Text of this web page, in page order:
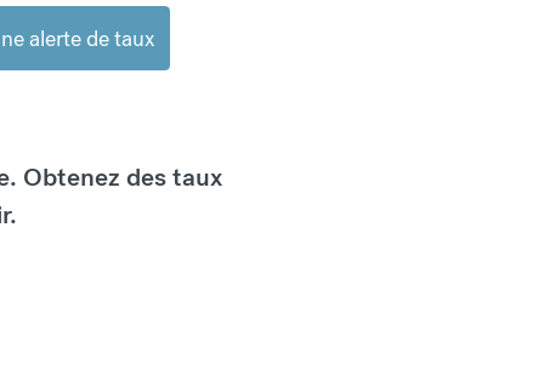
alerte de taux
Obtenez des taux